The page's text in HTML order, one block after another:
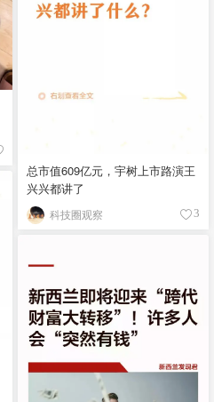
总市值609亿元，宇树上市路演王
兴兴都讲了
科技圈观察 3